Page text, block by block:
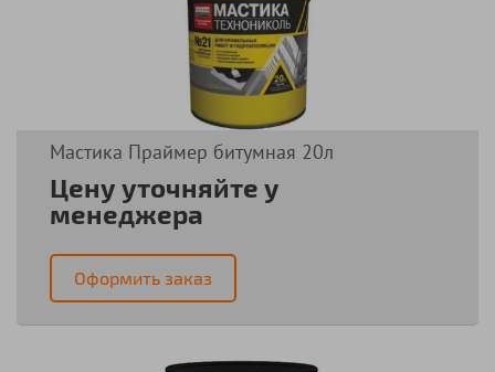
Мастика Праймер битумная 20л
Цену уточняйте у
менеджера
Оформить заказ